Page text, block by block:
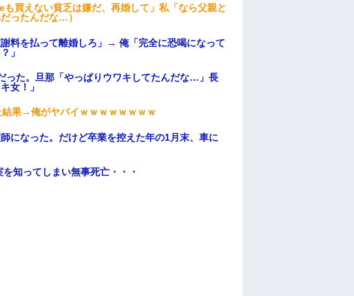
買えない貧乏は嫌だ、再婚して」私「なら父親と
ったんだな…）
料を払って離婚しろ」→ 俺「完全に恐喝になって
」
った。旦那「やっぱりウワキしてたんだな…」長
女！」
果→俺がヤバイｗｗｗｗｗｗｗｗ
になった。だけど卒業を控えた年の1月末、車に
知ってしまい無事死亡・・・